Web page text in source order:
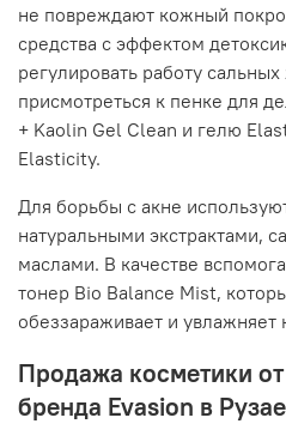
не повреждают кожный
средства с эффектом
регулировать работу
присмотреться к пенке для
+ Kaolin Gel Clean и гелю
Elasticity.
Для борьбы с акне
натуральными экстрактами,
маслами. В качестве
тонер Bio Balance Mist,
обеззараживает и увлажняет
Продажа косметики
бренда Evasion в